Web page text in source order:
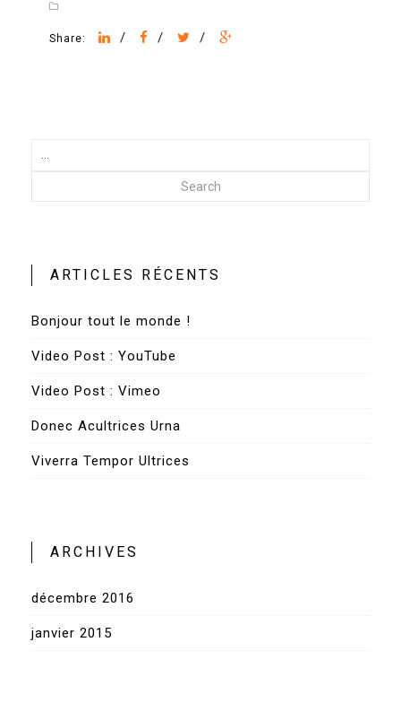
Share: / / /
Search
ARTICLES RÉCENTS
Bonjour tout le monde !
Video Post : YouTube
Video Post : Vimeo
Donec Acultrices Urna
Viverra Tempor Ultrices
ARCHIVES
décembre 2016
janvier 2015